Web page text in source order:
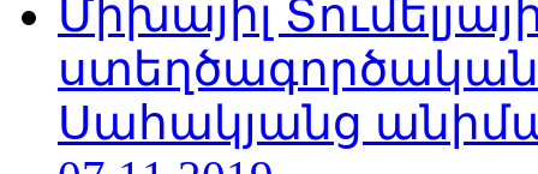
Միխայիլ
Սահակյանց